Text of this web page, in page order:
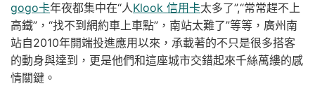
gogo卡年夜都集中在“人Klook 信用卡太多了”,“常常趕不上
高鐵”，“找不到網約車上車點”，南站太難了”等等，廣州南
站自2010年開端投進應用以來，承載著的不只是很多搭客
的動身與達到，更是他們和這座城市交錯起來千絲萬縷的感
情關鍵。